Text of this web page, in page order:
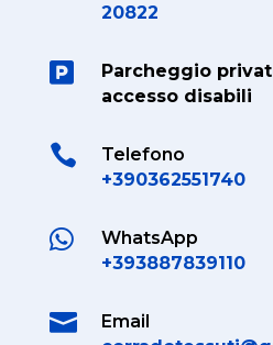
20822

Parcheggio
accesso disabili

Telefono
+390362551740

WhatsApp
+393887839110

Email